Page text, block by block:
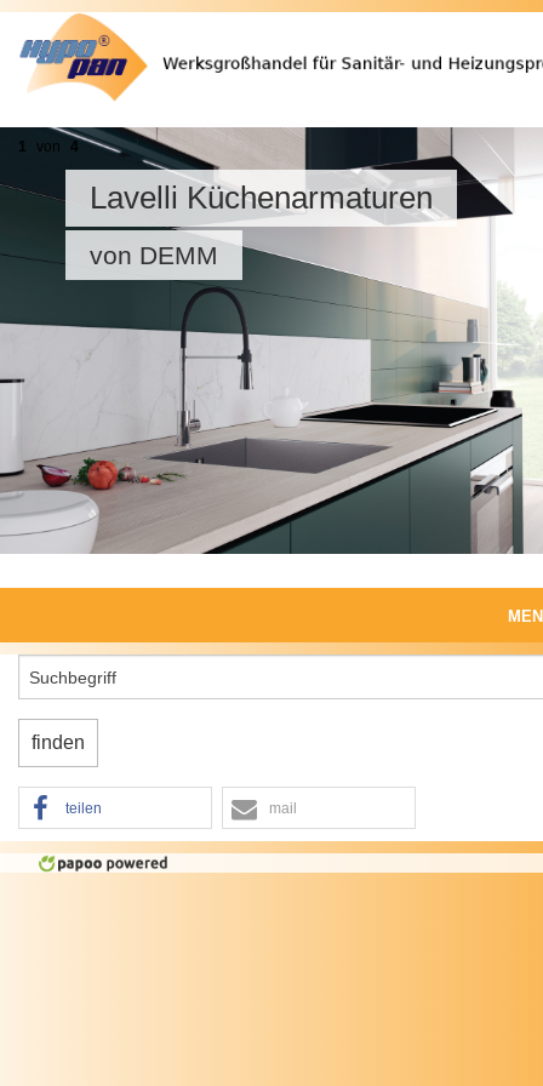
Lavelli Küchenarmaturen
von DEMM
1 von 4
Start
Produkte
Produktwelten
Leistungen
teilen mail